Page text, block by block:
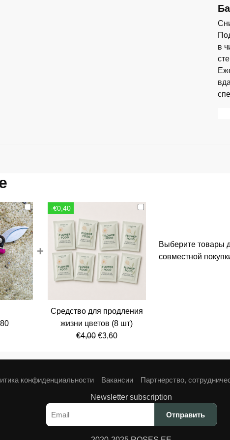
в
Текущая
+
-€0,40
Средство для продления
жизни цветов (8 шт)
€4,00 Первоначальная
составляла
€3,60Текущая
€3,60.
Выберите товары
совместной
конфиденциальности Вакансии Партнерство,
Newsletter subscription